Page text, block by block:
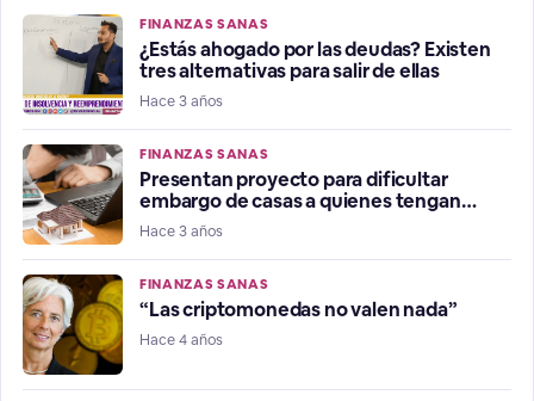
FINANZAS SANAS
¿Estás ahogado por las deudas? Existen
tres alternativas para salir de ellas
Hace 3 años
FINANZAS SANAS
Presentan proyecto para dificultar
embargo de casas a quienes tengan
morosidad
Hace 3 años
FINANZAS SANAS
“Las criptomonedas no valen nada”
Hace 4 años